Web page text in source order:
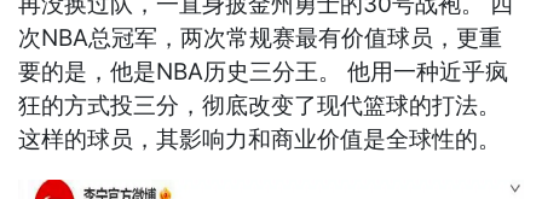
次NBA总冠军，两次常规赛最有价值球员，更重
要的是，他是NBA历史三分王。 他用一种近乎疯
狂的方式投三分，彻底改变了现代篮球的打法。
这样的球员，其影响力和商业价值是全球性的。